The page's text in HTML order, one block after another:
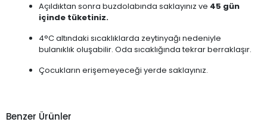
Açıldıktan sonra buzdolabında saklayınız ve 45 gün
içinde tüketiniz.
4°C altındaki sıcaklıklarda zeytinyağı nedeniyle
bulanıklık oluşabilir. Oda sıcaklığında tekrar berraklaşır.
Çocukların erişemeyeceği yerde saklayınız.
Benzer Ürünler